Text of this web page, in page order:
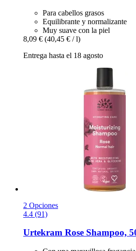
Para cabellos grasos
Equilibrante y normalizante
Muy suave con la piel
8,09 € (40,45 € / l)
Entrega hasta el 18 agosto
2 Opciones
4.4 (91)
Urtekram Rose Shampoo,